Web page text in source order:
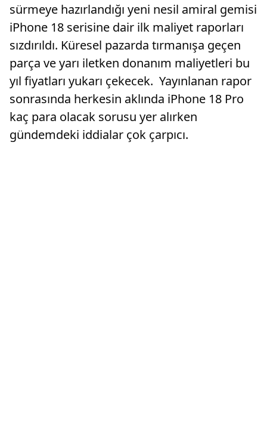
sürmeye hazırlandığı yeni nesil amiral gemisi
iPhone 18 serisine dair ilk maliyet raporları
sızdırıldı. Küresel pazarda tırmanışa geçen
parça ve yarı iletken donanım maliyetleri bu
yıl fiyatları yukarı çekecek. Yayınlanan rapor
sonrasında herkesin aklında iPhone 18 Pro
kaç para olacak sorusu yer alırken
gündemdeki iddialar çok çarpıcı.